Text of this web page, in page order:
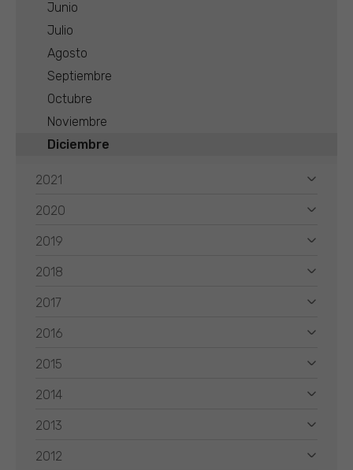
Junio
Julio
Agosto
Septiembre
Octubre
Noviembre
Diciembre
2021
2020
2019
2018
2017
2016
2015
2014
2013
2012